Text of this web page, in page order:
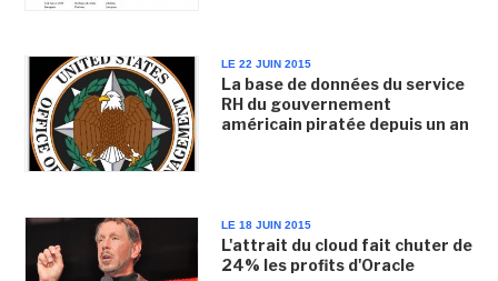
LE 22 JUIN 2015
La base de données du service
RH du gouvernement
américain piratée depuis un an
LE 18 JUIN 2015
L'attrait du cloud fait chuter de
24% les profits d'Oracle